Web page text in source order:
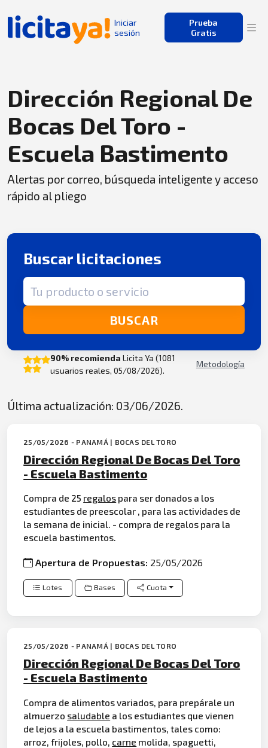
Iniciar
sesión
Prueba
Gratis
Dirección Regional De
Bocas Del Toro -
Escuela Bastimento
Alertas por correo, búsqueda inteligente y acceso
rápido al pliego
Buscar licitaciones
Término de búsqueda
BUSCAR
90% recomienda Licita Ya (1081
usuarios reales, 05/08/2026).
Metodología
Última actualización: 03/06/2026.
25/05/2026 - PANAMÁ | BOCAS DEL TORO
Dirección Regional De Bocas Del Toro
- Escuela Bastimento
Compra de 25 regalos para ser donados a los
estudiantes de preescolar , para las actividades de
la semana de inicial. - compra de regalos para la
escuela bastimentos.
Apertura de Propuestas: 25/05/2026
Lotes Bases Cuota
25/05/2026 - PANAMÁ | BOCAS DEL TORO
Dirección Regional De Bocas Del Toro
- Escuela Bastimento
Compra de alimentos variados, para prepárale un
almuerzo saludable a los estudiantes que vienen
de lejos a la escuela bastimentos, tales como:
arroz, frijoles, pollo, carne molida, spaguetti,